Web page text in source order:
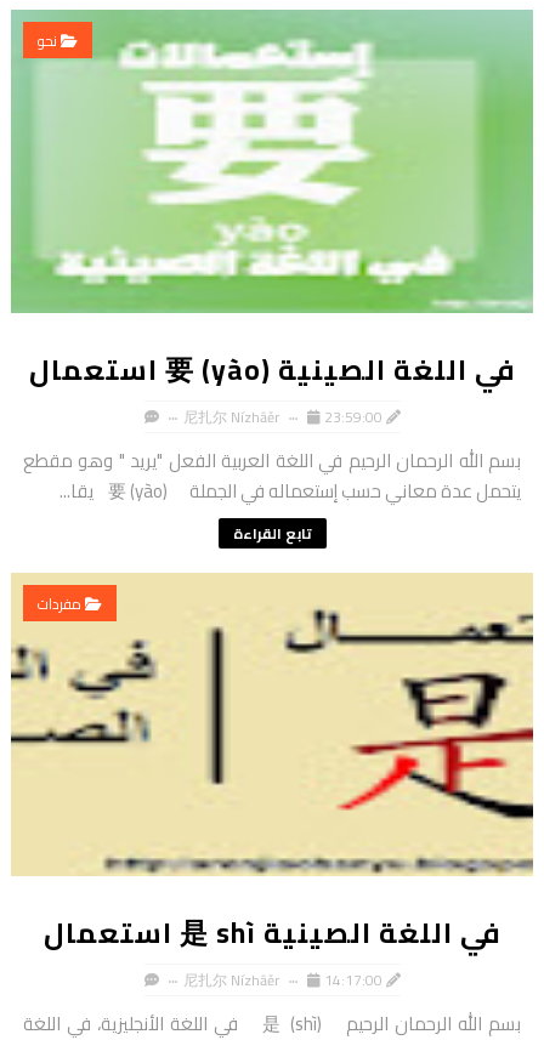
نحو
في اللغة الصينية 要 (yào) استعمال
尼扎尔 Nízhāěr 23:59:00
بسم الله الرحمان الرحيم في اللغة العربية الفعل "يريد " وهو مقطع
يتحمل عدة معاني حسب إستعماله في الجملة 要 (yào) يقا...
تابع القراءة
مفردات
في اللغة الصينية 是 shì استعمال
尼扎尔 Nízhāěr 14:17:00
بسم الله الرحمان الرحيم 是 (shì) في اللغة الأنجليزية، في اللغة